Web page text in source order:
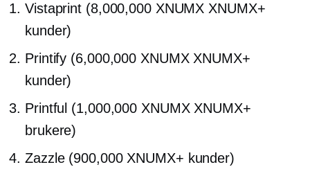
Vistaprint (8,000,000 XNUMX XNUMX+
kunder)
Printify (6,000,000 XNUMX XNUMX+
kunder)
Printful (1,000,000 XNUMX XNUMX+
brukere)
Zazzle (900,000 XNUMX+ kunder)